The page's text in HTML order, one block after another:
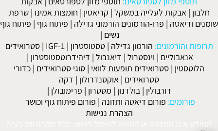
חלבון |אבקות לעלייה במשקל | קריאטין | חומצות אמינו |שרפת
שומנים ודיאטה | פרו-הורמונים הורמוני גדילה | פיתוח גוף | פיתוח גוף
נשים |
תרופות והורמונים: הורמון גדילה |טסטוסטרון |
IGF-1
|סטרואידים
אנאבוליים | וינסטרול | דיאנבול | דיהידרוטסטוסטרון |
הלוטסטין | סטרואידים תופעות לוואי | סוגי סטרואידים | כדורי
סטרואידים | אוקסנדרולון | דקה
דורבולין |בולדנון | מסטרון | פרימובולן |
פורומים: פורום דיאטה ותזונה | פורום פיתוח גוף וכושר
הצהרת נגישות
המידע אינו המלצה או התוויה לטיפול רפואי. בכל מקרה של בעיה